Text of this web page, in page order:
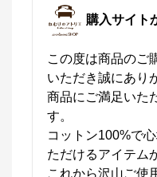
購入サイト
この度は商品のご
いただき誠にあり
商品にご満足いた
す。
コットン100%で
ただけるアイテム
これから沢山ご使